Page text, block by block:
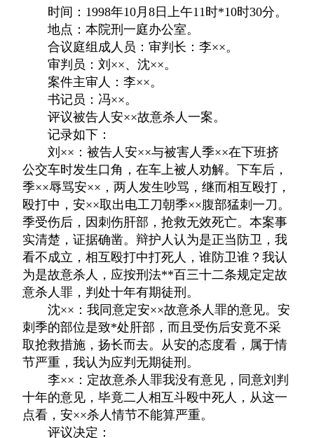
时间：1998年10月8日上午11时*10时30分。
地点：本院刑一庭办公室。
合议庭组成人员：审判长：李××。
审判员：刘××、沈××。
案件主审人：李××。
书记员：冯××。
评议被告人安××故意杀人一案。
记录如下：
刘××：被告人安××与被害人季××在下班挤
公交车时发生口角，在车上被人劝解。下车后，
季××辱骂安××，两人发生吵骂，继而相互殴打，
殴打中，安××取出电工刀朝季××腹部猛刺一刀。
季受伤后，因刺伤肝部，抢救无效死亡。本案事
实清楚，证据确凿。辩护人认为是正当防卫，我
看不成立，相互殴打中打死人，谁防卫谁？我认
为是故意杀人，应按刑法**百三十二条规定定故
意杀人罪，判处十年有期徒刑。
沈××：我同意定安××故意杀人罪的意见。安
刺季的部位是致*处肝部，而且受伤后安竟不采
取抢救措施，扬长而去。从安的态度看，属于情
节严重，我认为应判无期徒刑。
李××：定故意杀人罪我没有意见，同意刘判
十年的意见，毕竟二人相互斗殴中死人，从这一
点看，安××杀人情节不能算严重。
评议决定：